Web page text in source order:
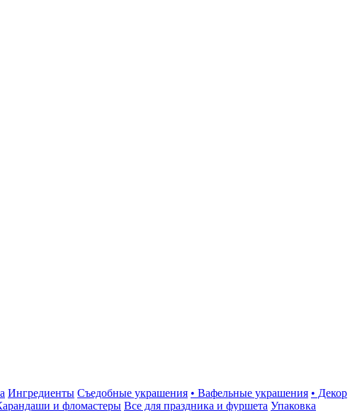
Ингредиенты Съедобные украшения • Вафельные украшения • Декор
и фломастеры Все для праздника и фуршета Упаковка